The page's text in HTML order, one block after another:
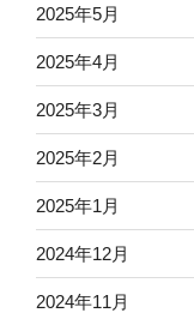
2025年5月
2025年4月
2025年3月
2025年2月
2025年1月
2024年12月
2024年11月